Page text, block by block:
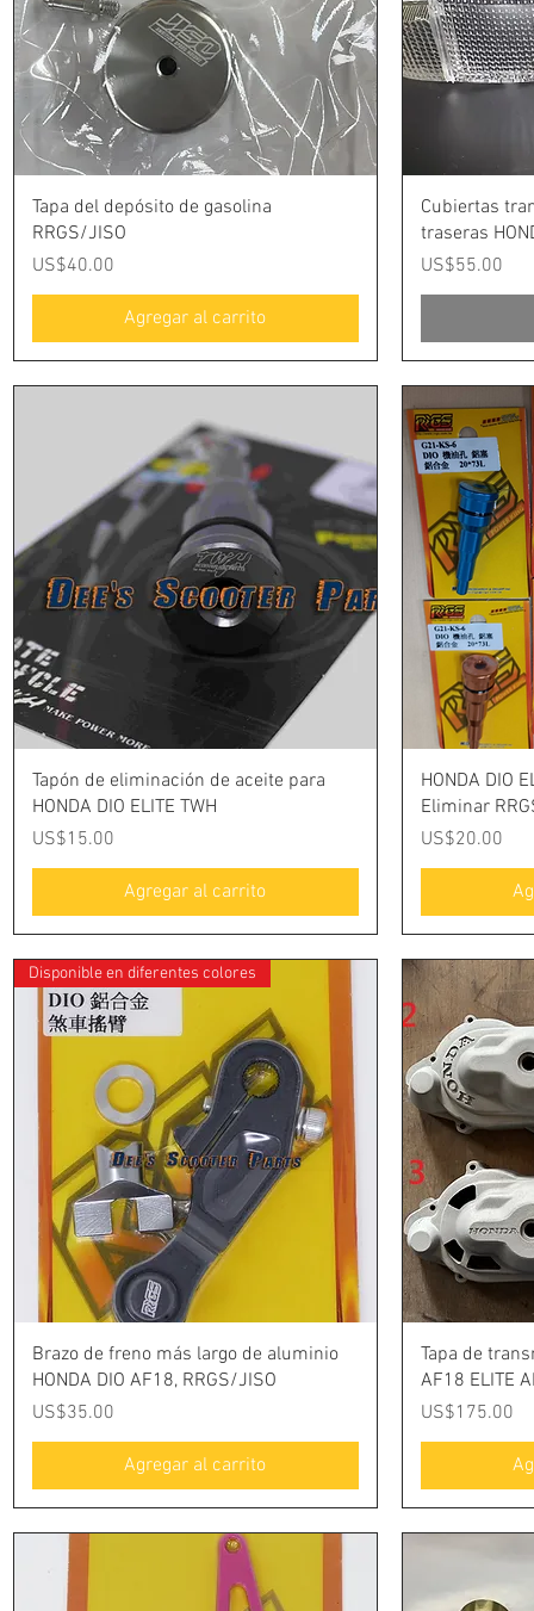
Vista rápida
Tapa del depósito de gasolina
RRGS/JISO
Precio
US$40.00
Agregar al carrito
Cubiertas
traseras
Precio
US$55.00
Vista rápida
Tapón de eliminación de aceite para
HONDA DIO ELITE TWH
Precio
US$15.00
Agregar al carrito
HONDA DIO
Eliminar
Precio
US$20.00
Vista rápida
Disponible en diferentes colores
Brazo de freno más largo de aluminio
HONDA DIO AF18, RRGS/JISO
Precio
US$35.00
Agregar al carrito
Tapa de
AF18 ELITE
Precio
US$175.00